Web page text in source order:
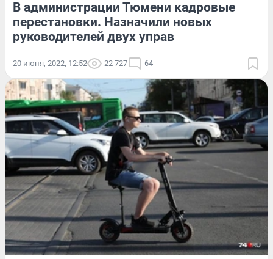
В администрации Тюмени кадровые
перестановки. Назначили новых
руководителей двух управ
20 июня, 2022, 12:52 22 727 64